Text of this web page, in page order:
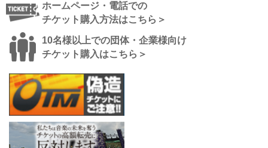
ホームページ・電話での
チケット購入方法はこちら＞
10名様以上での団体・企業様向け
チケット購入はこちら＞